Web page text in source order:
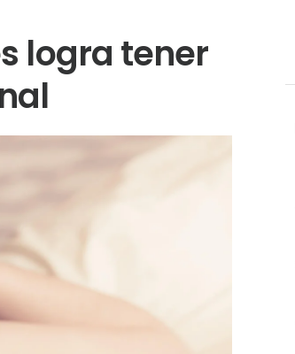
logra tener